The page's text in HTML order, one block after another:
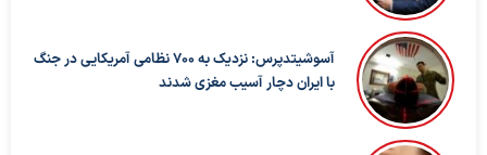
آسوشیتدپرس: نزدیک به ۷۰۰ نظامی آمریکایی در جنگ
با ایران دچار آسیب مغزی شدند